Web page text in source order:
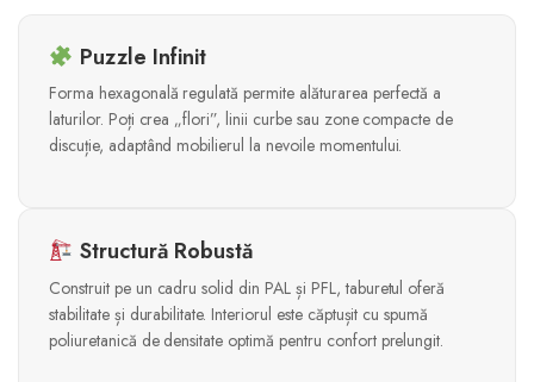
Puzzle Infinit
Forma hexagonală regulată permite alăturarea perfectă a
laturilor. Poți crea „flori”, linii curbe sau zone compacte de
discuție, adaptând mobilierul la nevoile momentului.
Structură Robustă
Construit pe un cadru solid din PAL și PFL, taburetul oferă
stabilitate și durabilitate. Interiorul este căptușit cu spumă
poliuretanică de densitate optimă pentru confort prelungit.